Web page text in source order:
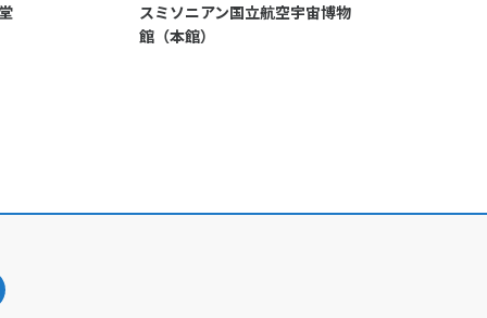
スミソニアン国立航空宇宙博物
館（本館）